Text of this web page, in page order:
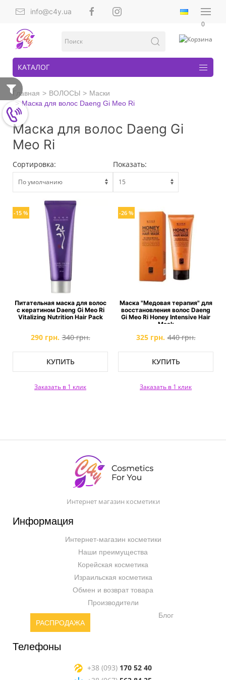
info@c4y.ua
0
КАТАЛОГ
Главная ВОЛОСЫ
Маски
Маска для волос Daeng Gi Meo Ri
Маска для волос Daeng Gi
Meo Ri
Сортировка: Показать:
-15 %
Питательная маска для волос
с кератином Daeng Gi Meo Ri
Vitalizing Nutrition Hair Pack
290 грн. 340 грн.
КУПИТЬ
Заказать в 1 клик
-26 %
Маска "Медовая терапия" для
восстановления волос Daeng
Gi Meo Ri Honey Intensive Hair
Mask
325 грн. 440 грн.
КУПИТЬ
Заказать в 1 клик
Интернет магазин косметики
Информация
Интернет-магазин косметики
Наши преимущества
Корейская косметика
Израильская косметика
Обмен и возврат товара
Производители
РАСПРОДАЖА
Блог
Телефоны
+38 (093) 170 52 40